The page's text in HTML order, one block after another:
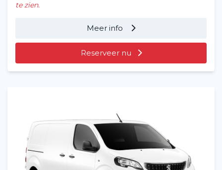
te zien.
Meer info
Reserveer nu